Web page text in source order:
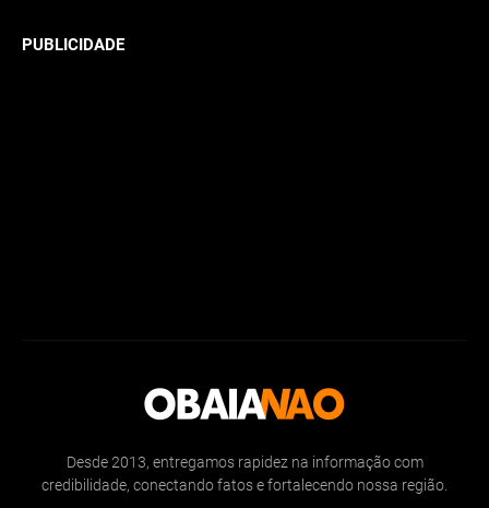
PUBLICIDADE
Desde 2013, entregamos rapidez na informação com
credibilidade, conectando fatos e fortalecendo nossa região.